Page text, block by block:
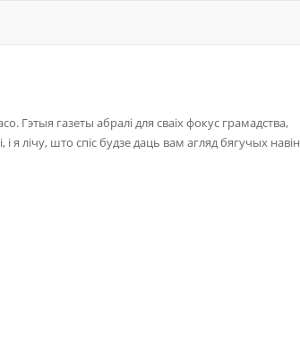
Гэтыя газеты абралі для сваіх фокус грамадства,
я лічу, што спіс будзе даць вам агляд бягучых навін